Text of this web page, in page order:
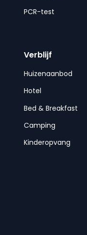
PCR-test
Verblijf
Huizenaanbod
Hotel
Bed & Breakfast
Camping
Kinderopvang